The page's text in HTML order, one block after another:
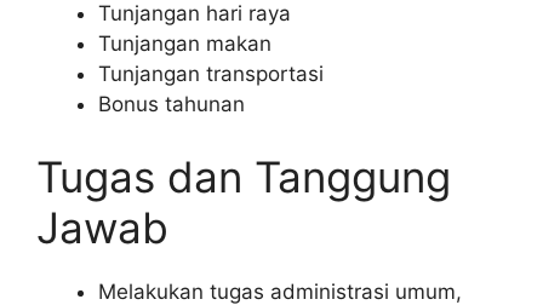
Tunjangan hari raya
Tunjangan makan
Tunjangan transportasi
Bonus tahunan
Tugas dan Tanggung
Jawab
Melakukan tugas administrasi umum,